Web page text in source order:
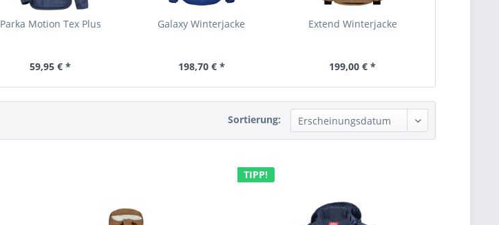
Parka Motion Tex Plus
59,95 € *
Galaxy Winterjacke
198,70 € *
Extend Winterjacke
199,00 € *
Sortierung:
TIPP!